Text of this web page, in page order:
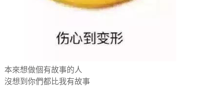
本來想做個有故事的人
沒想到你們都比我有故事